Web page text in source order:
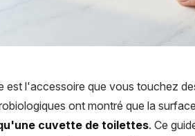
est l'accessoire que vous touchez
ont montré que la
cuvette de toilettes. Ce